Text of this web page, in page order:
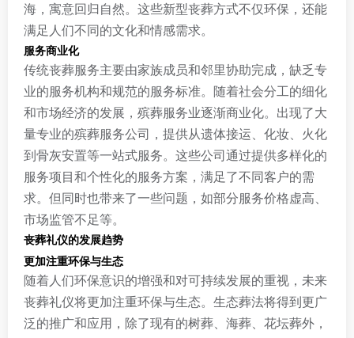
海，寓意回归自然。这些新型丧葬方式不仅环保，还能
满足人们不同的文化和情感需求。
服务商业化
传统丧葬服务主要由家族成员和邻里协助完成，缺乏专
业的服务机构和规范的服务标准。随着社会分工的细化
和市场经济的发展，殡葬服务业逐渐商业化。出现了大
量专业的殡葬服务公司，提供从遗体接运、化妆、火化
到骨灰安置等一站式服务。这些公司通过提供多样化的
服务项目和个性化的服务方案，满足了不同客户的需
求。但同时也带来了一些问题，如部分服务价格虚高、
市场监管不足等。
丧葬礼仪的发展趋势
更加注重环保与生态
随着人们环保意识的增强和对可持续发展的重视，未来
丧葬礼仪将更加注重环保与生态。生态葬法将得到更广
泛的推广和应用，除了现有的树葬、海葬、花坛葬外，